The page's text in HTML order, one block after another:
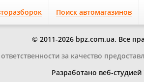
Поиск автомагазинов
© 2011-2026 bpz.com.ua. Все
за качество
Разработано веб-